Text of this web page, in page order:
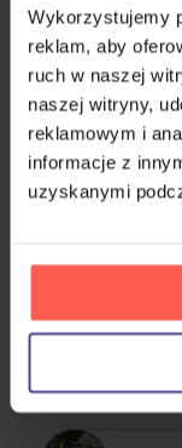
Wykorzystujemy
reklam, aby
ruch w naszej
naszej witryny,
reklamowym i
informacje z
uzyskanymi
&TEAM
(G)I-DLE
*NSYNC
10,000